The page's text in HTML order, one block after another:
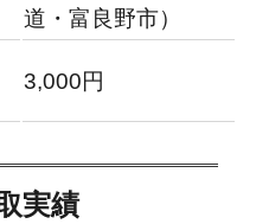
道・富良野市）
3,000円
実績